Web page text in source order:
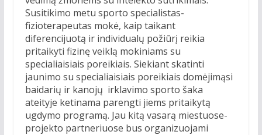
Susitikimo metu sporto specialistas-
fizioterapeutas mokė, kaip taikant
diferencijuotą ir individualų požiūrį reikia
pritaikyti fizinę veiklą mokiniams su
specialiaisiais poreikiais. Siekiant skatinti
jaunimo su specialiaisiais poreikiais domėjimąsi
baidarių ir kanojų irklavimo sporto šaka
ateityje ketinama parengti jiems pritaikytą
ugdymo programą. Jau kitą vasarą miestuose-
projekto partneriuose bus organizuojami